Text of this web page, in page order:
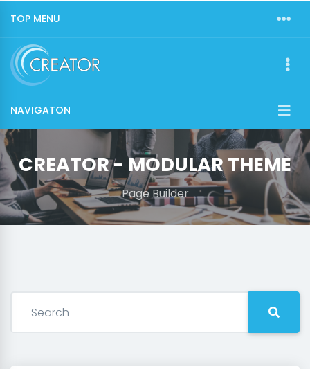
TOP MENU
NAVIGATON
CREATOR - MODULAR THEME
Page Builder